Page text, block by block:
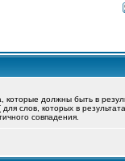
которые должны быть в
для слов, которых в
совпадения.